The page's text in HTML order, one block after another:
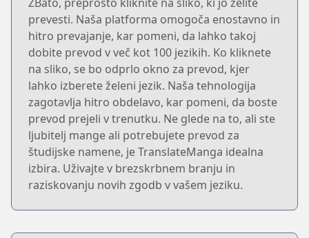
prevesti. Naša platforma omogoča enostavno in
hitro prevajanje, kar pomeni, da lahko takoj
dobite prevod v več kot 100 jezikih. Ko kliknete
na sliko, se bo odprlo okno za prevod, kjer
lahko izberete želeni jezik. Naša tehnologija
zagotavlja hitro obdelavo, kar pomeni, da boste
prevod prejeli v trenutku. Ne glede na to, ali ste
ljubitelj mange ali potrebujete prevod za
študijske namene, je TranslateManga idealna
izbira. Uživajte v brezskrbnem branju in
raziskovanju novih zgodb v vašem jeziku.